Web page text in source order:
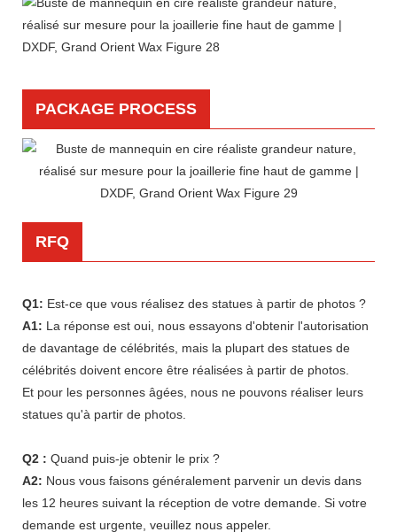
PACKAGE PROCESS
RFQ
Q1: Est-ce que vous réalisez des statues à partir de photos ?
A1: La réponse est oui, nous essayons d'obtenir l'autorisation
de davantage de célébrités, mais la plupart des statues de
célébrités doivent encore être réalisées à partir de photos.
Et pour les personnes âgées, nous ne pouvons réaliser leurs
statues qu'à partir de photos.
Q2 : Quand puis-je obtenir le prix ?
A2: Nous vous faisons généralement parvenir un devis dans
les 12 heures suivant la réception de votre demande. Si votre
demande est urgente, veuillez nous appeler.